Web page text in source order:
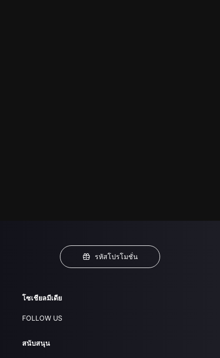
รหัสโปรโมชั่น
โซเชียลมีเดีย
FOLLOW US
สนับสนุน